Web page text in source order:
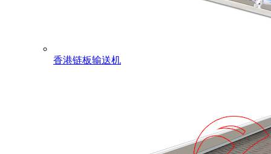
香港链板输送机